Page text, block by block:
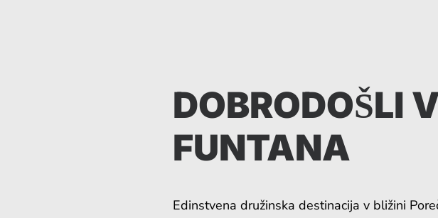
DOBRODOŠLI
FUNTANA
Edinstvena družinska destinacija v bližini